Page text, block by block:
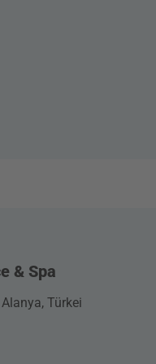
& Spa
Türkei